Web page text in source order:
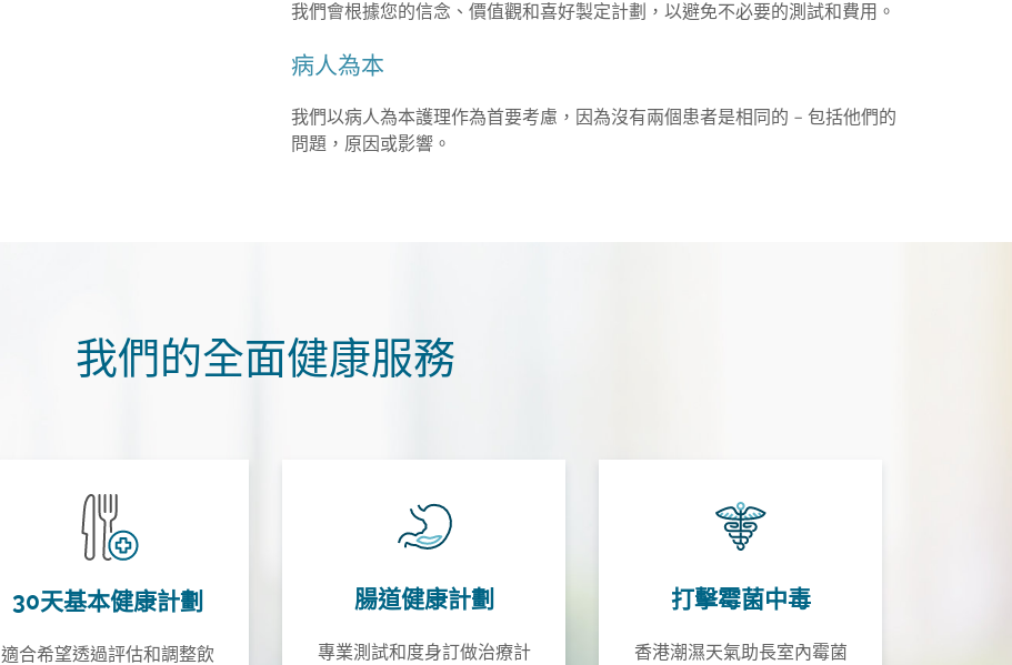
中環專
我們會根據您的信念、價值觀和喜好製定計劃，以避免不必要的測試和費用。
病人為本
我們以病人為本護理作為首要考慮，因為沒有兩個患者是相同的 – 包括他們的
問題，原因或影響。
我們的全面健康服務
30天基本健康計劃
適合希望透過評估和調整飲
腸道健康計劃
專業測試和度身訂做治療計
打擊霉菌中毒
香港潮濕天氣助長室內霉菌